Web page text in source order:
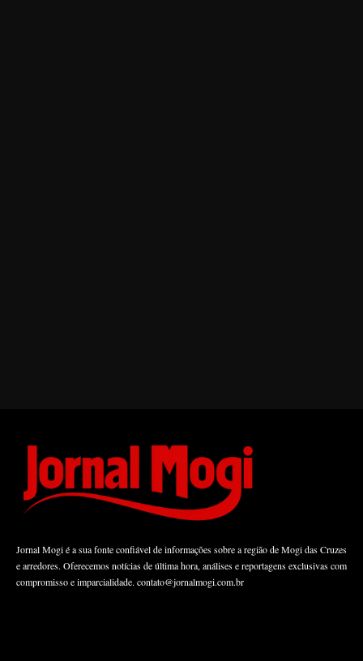
Jornal Mogi é a sua fonte confiável de informações sobre a região de Mogi das Cruzes
e arredores. Oferecemos notícias de última hora, análises e reportagens exclusivas com
compromisso e imparcialidade. contato@jornalmogi.com.br